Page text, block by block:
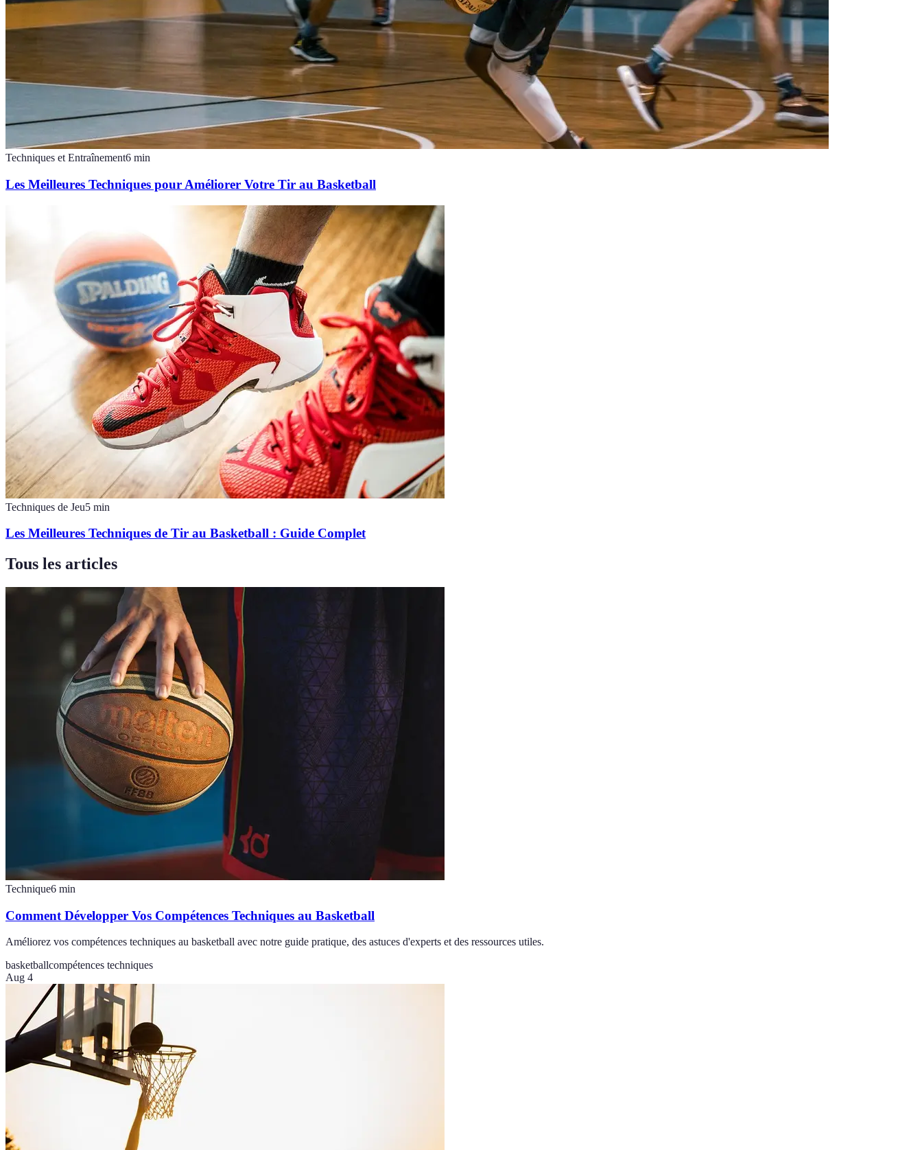
Techniques et Entraînement6 min
Les Meilleures Techniques pour Améliorer Votre Tir au Basketball
Techniques de Jeu5 min
Les Meilleures Techniques de Tir au Basketball : Guide Complet
Tous les articles
Technique6 min
Comment Développer Vos Compétences Techniques au Basketball
Améliorez vos compétences techniques au basketball avec notre guide pratique, des astuces d'experts et des ressources utiles.
basketballcompétences techniques
Aug 4